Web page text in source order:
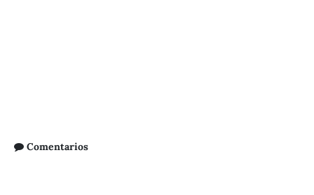
Comentarios